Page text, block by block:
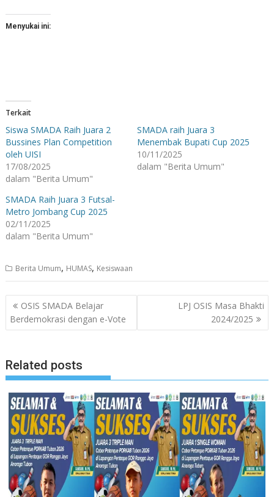
Menyukai ini:
Terkait
Siswa SMADA Raih Juara 2
Bussines Plan Competition
oleh UISI
17/08/2025
dalam "Berita Umum"
SMADA raih Juara 3
Menembak Bupati Cup 2025
10/11/2025
dalam "Berita Umum"
SMADA Raih Juara 3 Futsal-
Metro Jombang Cup 2025
02/11/2025
dalam "Berita Umum"
Berita Umum, HUMAS, Kesiswaan
Navigasi
pos
OSIS SMADA Belajar
Berdemokrasi dengan e-Vote
LPJ OSIS Masa Bhakti
2024/2025
Related posts